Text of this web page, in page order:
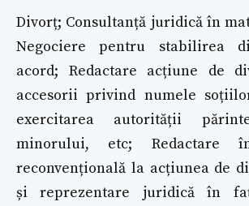
Divorț; Consultanță juridică în
Negociere pentru stabilirea
acord; Redactare acțiune de
accesorii privind numele
exercitarea autorității
minorului, etc; Redactare
reconvențională la acțiunea de
și reprezentare juridică în